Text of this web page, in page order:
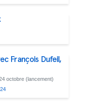
François Dufeil,
octobre (lancement)